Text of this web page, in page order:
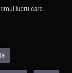
lucru care…